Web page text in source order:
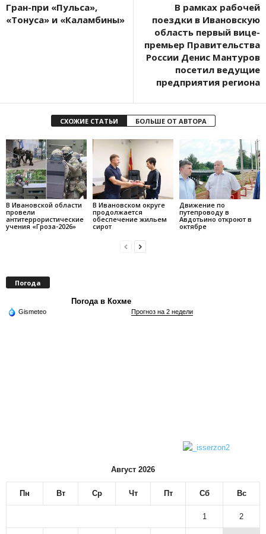
Гран-при «Пульса»,
«Тонуса» и «Каламбины»
В рамках рабочей
поездки в Ивановскую
область первый вице-
премьер Правительства
России Денис Мантуров
посетил ведущие
предприятия региона
СХОЖИЕ СТАТЬИ БОЛЬШЕ ОТ АВТОРА
В Ивановской области
провели
антитеррористические
учения «Гроза-2026»
В Ивановском округе
продолжается
обеспечение жильем
сирот
Движение по
путепроводу в
Авдотьино откроют в
октябре
Погода
Погода в Кохме
Gismeteo Прогноз на 2 недели
Август 2026
Пн Вт Ср Чт Пт Сб Вс
1 2